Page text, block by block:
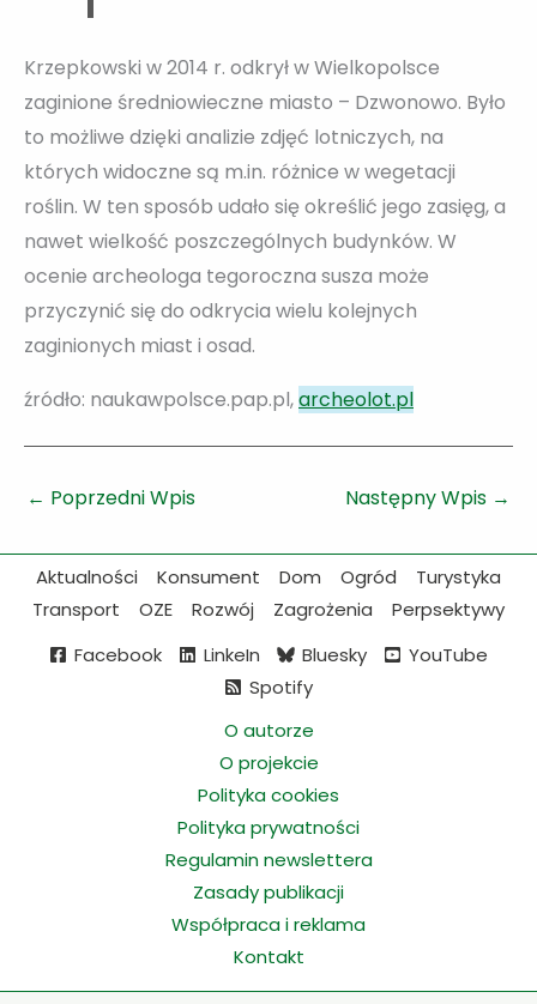
Krzepkowski w 2014 r. odkrył w Wielkopolsce
zaginione średniowieczne miasto – Dzwonowo. Było
to możliwe dzięki analizie zdjęć lotniczych, na
których widoczne są m.in. różnice w wegetacji
roślin. W ten sposób udało się określić jego zasięg, a
nawet wielkość poszczególnych budynków. W
ocenie archeologa tegoroczna susza może
przyczynić się do odkrycia wielu kolejnych
zaginionych miast i osad.
źródło: naukawpolsce.pap.pl,archeolot.pl
← Poprzedni Wpis Następny Wpis →
Aktualności Konsument Dom Ogród
Turystyka
Transport
OZE Rozwój Zagrożenia
Perpsektywy
Facebook
LinkeIn Bluesky
YouTube
Spotify
O autorze
O projekcie
Polityka cookies
Polityka prywatności
Regulamin newslettera
Zasady publikacji
Współpraca i reklama
Kontakt